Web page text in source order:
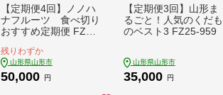
【定期便4回】ノノハ
ナフルーツ 食べ切り
おすすめ定期便 FZ25
残りわずか
山形県山形市
50,000 円
【定期便3回】山形ま
るごと！人気のくだも
のベスト3 FZ25-959
山形県山形市
35,000 円